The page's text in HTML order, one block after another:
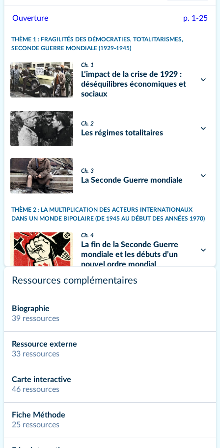
Ouverture p. 1-25
THÈME 1 : FRAGILITÉS DES DÉMOCRATIES, TOTALITARISMES,
SECONDE GUERRE MONDIALE (1929-1945)
Ch. 1
L’impact de la crise de 1929 :
déséquilibres économiques et
sociaux
Ch. 2
Les régimes totalitaires
Ch. 3
La Seconde Guerre mondiale
THÈME 2 : LA MULTIPLICATION DES ACTEURS INTERNATIONAUX
DANS UN MONDE BIPOLAIRE (DE 1945 AU DÉBUT DES ANNÉES 1970)
Ch. 4
La fin de la Seconde Guerre
mondiale et les débuts d’un
nouvel ordre mondial
Testez le chapitre 100 % débloqué
tiers-monde
La France : une nouvelle place
Ressources complémentaires
Biographie
39 ressources
Ressource externe
33 ressources
Carte interactive
46 ressources
Fiche Méthode
25 ressources